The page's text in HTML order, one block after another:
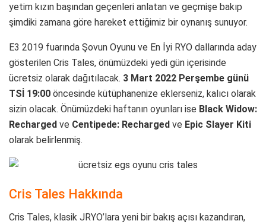
yetim kızın başından geçenleri anlatan ve geçmişe bakıp
şimdiki zamana göre hareket ettiğimiz bir oynanış sunuyor.
E3 2019 fuarında Şovun Oyunu ve En İyi RYO dallarında aday
gösterilen Cris Tales, önümüzdeki yedi gün içerisinde
ücretsiz olarak dağıtılacak. 3 Mart 2022 Perşembe günü
TSİ 19:00 öncesinde kütüphanenize eklerseniz, kalıcı olarak
sizin olacak. Önümüzdeki haftanın oyunları ise Black Widow:
Recharged ve Centipede: Recharged ve Epic Slayer Kiti
olarak belirlenmiş.
Cris Tales Hakkında
Cris Tales, klasik JRYO’lara yeni bir bakış açısı kazandıran,